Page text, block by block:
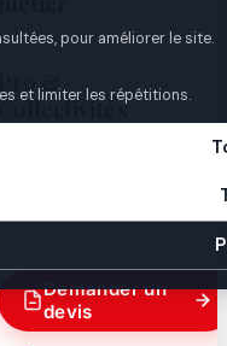
pour améliorer le site.
et limiter les répétitions.
Pro &
Demander un
devis